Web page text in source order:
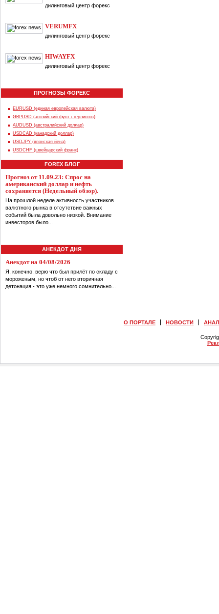
дилинговый центр форекс
VERUMFX
дилинговый центр форекс
HIWAYFX
дилинговый центр форекс
ПРОГНОЗЫ ФОРЕКС
EURUSD (единая европейская валюта)
GBPUSD (английский фунт стерлингов)
AUDUSD (австралийский доллар)
USDCAD (канадский доллар)
USDJPY (японская йена)
USDCHF (швейцарский франк)
FOREX БЛОГ
Прогноз от 11.09.23: Спрос на
американский доллар и нефть
сохраняется (Недельный обзор).
На прошлой неделе активность участников
валютного рынка в отсутствие важных
событий была довольно низкой. Внимание
инвесторов было...
АНЕКДОТ ДНЯ
Анекдот на 04/08/2026
Я, конечно, верю что был прилёт по складу с
мороженым, но чтоб от него вторичная
детонация - это уже немного сомнительно...
О ПОРТАЛЕ НОВОСТИ